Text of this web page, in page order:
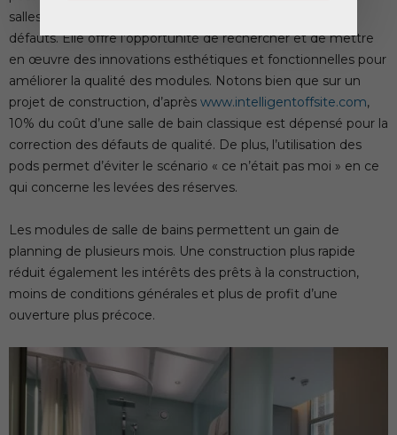
salles de bains permet de minimiser, voire d’éliminer les
défauts. Elle offre l’opportunité de rechercher et de mettre
en œuvre des innovations esthétiques et fonctionnelles pour
améliorer la qualité des modules. Notons bien que sur un
projet de construction, d’après www.intelligentoffsite.com,
10% du coût d’une salle de bain classique est dépensé pour la
correction des défauts de qualité. De plus, l’utilisation des
pods permet d’éviter le scénario « ce n’était pas moi » en ce
qui concerne les levées des réserves.
Les modules de salle de bains permettent un gain de
planning de plusieurs mois. Une construction plus rapide
réduit également les intérêts des prêts à la construction,
moins de conditions générales et plus de profit d’une
ouverture plus précoce.